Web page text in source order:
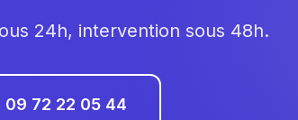
24h, intervention sous 48h.
09 72 22 05 44